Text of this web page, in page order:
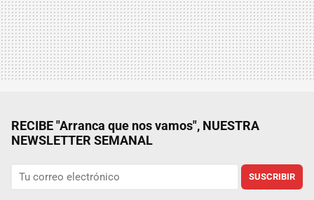
RECIBE "Arranca que nos vamos", NUESTRA
NEWSLETTER SEMANAL
SUSCRIBIR